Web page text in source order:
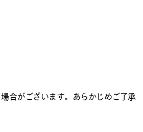
合がございます。あらかじめご了承